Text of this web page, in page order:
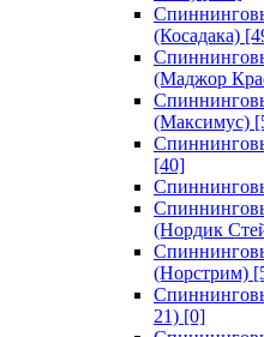
(Косадака)
(Маджор
(Максимус)
[40]
(Нордик
(Норстрим)
21) [0]